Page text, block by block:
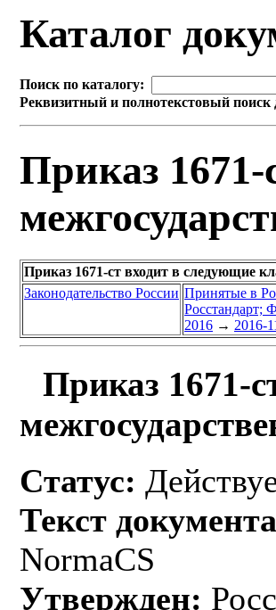
Каталог
Поиск по каталогу:
Реквизитный и полнотекстовый поиск
Приказ 1671-
Приказ 1671-ст входит в следующие
Законодательство России Принятые в
Росстандарт;
2016 → 2016-
Приказ 1671-
Статус:
Текст
NormaCS
Утвержден: